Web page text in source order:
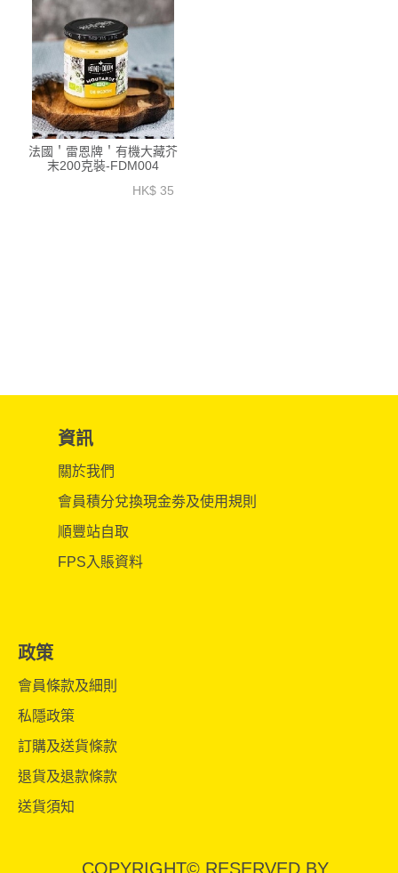
法國＇雷恩牌＇有機大藏芥
末200克裝-FDM004
HK$ 35
資訊
關於我們
會員積分兌換現金劵及使用規則
順豐站自取
FPS入賬資料
政策
會員條款及細則
私隱政策
訂購及送貨條款
退貨及退款條款
送貨須知
COPYRIGHT© RESERVED BY